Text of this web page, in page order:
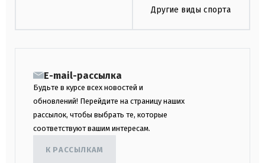
Другие виды спорта
E-mail-рассылка
Будьте в курсе всех новостей и
обновлений! Перейдите на страницу наших
рассылок, чтобы выбрать те, которые
соответствуют вашим интересам.
К РАССЫЛКАМ